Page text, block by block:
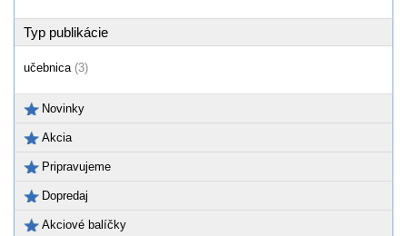
Typ publikácie
učebnica (3)
Novinky
Akcia
Pripravujeme
Dopredaj
Akciové balíčky